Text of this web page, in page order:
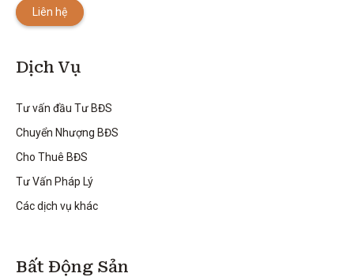
Liên hệ
Dịch Vụ
Tư vấn đầu Tư BĐS
Chuyển Nhượng BĐS
Cho Thuê BĐS
Tư Vấn Pháp Lý
Các dịch vụ khác
Bất Động Sản